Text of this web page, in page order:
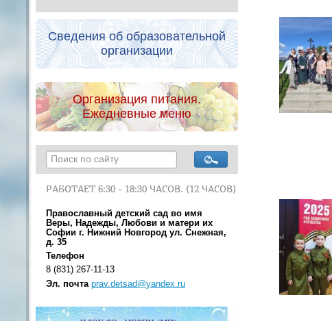
Сведения об образовательной
организации
Организация питания.
Ежедневные меню
РАБОТАЕТ 6:30 - 18:30 ЧАСОВ. (12 ЧАСОВ)
Православный детский сад во имя
Веры, Надежды, Любови и матери их
Софии г. Нижний Новгород ул. Снежная,
д. 35
Телефон
8 (831) 267-11-13
Эл. почта prav.detsad@yandex.ru